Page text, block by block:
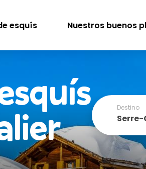
esquís Nuestros buenos
Destino